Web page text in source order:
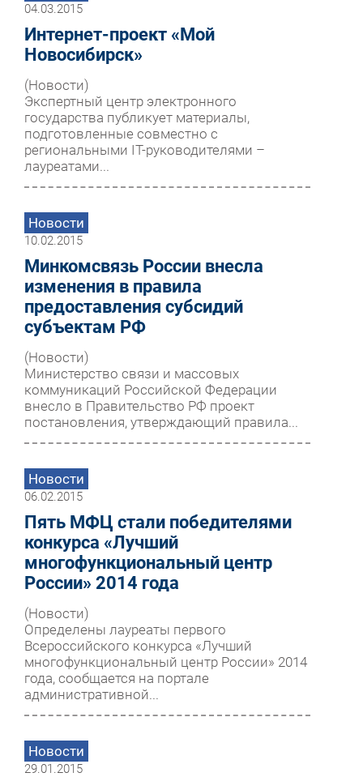
04.03.2015
Интернет-проект «Мой
Новосибирск»
(Новости)
Экспертный центр электронного
государства публикует материалы,
подготовленные совместно с
региональными IT-руководителями –
лауреатами...
Новости
10.02.2015
Минкомсвязь России внесла
изменения в правила
предоставления субсидий
субъектам РФ
(Новости)
Министерство связи и массовых
коммуникаций Российской Федерации
внесло в Правительство РФ проект
постановления, утверждающий правила...
Новости
06.02.2015
Пять МФЦ стали победителями
конкурса «Лучший
многофункциональный центр
России» 2014 года
(Новости)
Определены лауреаты первого
Всероссийского конкурса «Лучший
многофункциональный центр России» 2014
года, сообщается на портале
административной...
Новости
29.01.2015